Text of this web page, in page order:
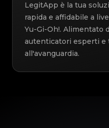
LegitApp è la tua
rapida e affidabile a
Yu-Gi-Oh!. Alimentato
autenticatori esperti e
all'avanguardia.